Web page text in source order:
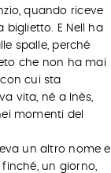
quando riceve
biglietto. E Nell ha
spalle, perché
che non ha mai
cui sta
vita, né a Inès,
momenti del
un altro nome e
un giorno,